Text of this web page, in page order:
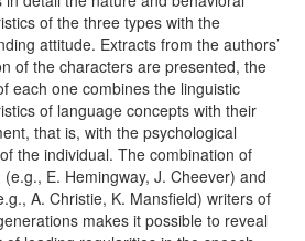
of the three types with the
attitude. Extracts from the authors’
of the characters are presented, the
each one combines the linguistic
of language concepts with their
that is, with the psychological
the individual. The combination of
(e.g., E. Hemingway, J. Cheever) and
A. Christie, K. Mansfield) writers of
makes it possible to reveal